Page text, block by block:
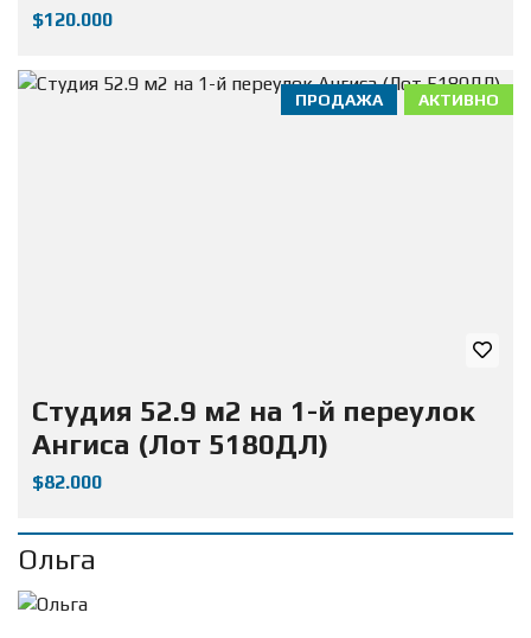
$120.000
АКТИВНО
ПРОДАЖА
Студия 52.9 м2 на 1-й переулок
Ангиса (Лот 5180ДЛ)
$82.000
Ольга